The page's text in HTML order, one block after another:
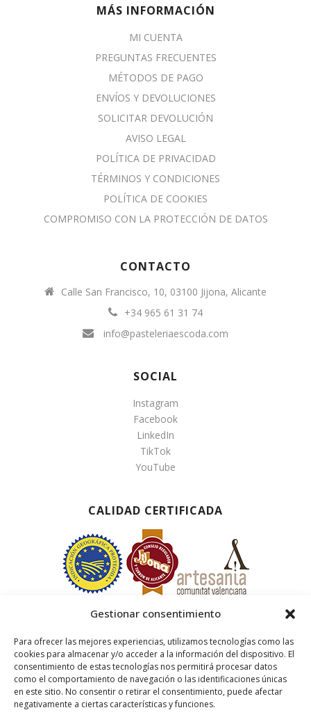
Gestionar consentimiento
Para ofrecer las mejores experiencias, utilizamos tecnologías como las
cookies para almacenar y/o acceder a la información del dispositivo. El
consentimiento de estas tecnologías nos permitirá procesar datos
como el comportamiento de navegación o las identificaciones únicas
en este sitio. No consentir o retirar el consentimiento, puede afectar
negativamente a ciertas características y funciones.
MÁS INFORMACIÓN
MI CUENTA
PREGUNTAS FRECUENTES
MÉTODOS DE PAGO
ENVÍOS Y DEVOLUCIONES
SOLICITAR DEVOLUCIÓN
AVISO LEGAL
POLÍTICA DE PRIVACIDAD
TÉRMINOS Y CONDICIONES
POLÍTICA DE COOKIES
COMPROMISO CON LA PROTECCIÓN DE DATOS
CONTACTO
Calle San Francisco, 10, 03100 Jijona, Alicante
+34 965 61 31 74
info@pasteleriaescoda.com
SOCIAL
Instagram
Facebook
LinkedIn
TikTok
YouTube
CALIDAD CERTIFICADA